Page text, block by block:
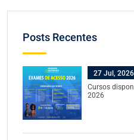
Posts Recentes
27 Jul, 2026
Cursos
2026